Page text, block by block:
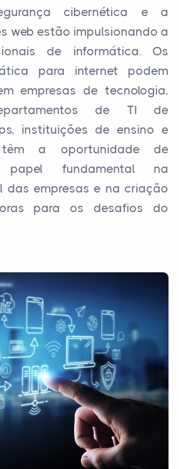
cibernética e a
web estão impulsionando a
de informática. Os
para internet podem
empresas de tecnologia,
de TI de
instituições de ensino e
a oportunidade de
papel fundamental na
das empresas e na criação
para os desafios do